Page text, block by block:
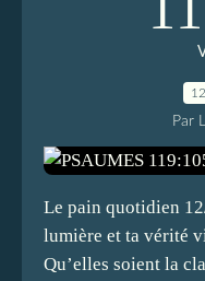
Par
Le pain quotidien
lumière et ta vérité
Qu’elles soient la